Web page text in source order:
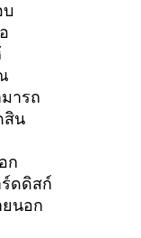
บ
ารถ
สิน
ก
ดดิสก์
นอก